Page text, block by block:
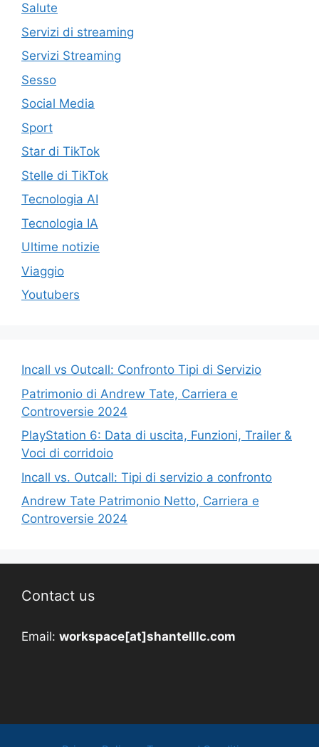
Salute
Servizi di streaming
Servizi Streaming
Sesso
Social Media
Sport
Star di TikTok
Stelle di TikTok
Tecnologia AI
Tecnologia IA
Ultime notizie
Viaggio
Youtubers
Incall vs Outcall: Confronto Tipi di Servizio
Patrimonio di Andrew Tate, Carriera e
Controversie 2024
PlayStation 6: Data di uscita, Funzioni, Trailer &
Voci di corridoio
Incall vs. Outcall: Tipi di servizio a confronto
Andrew Tate Patrimonio Netto, Carriera e
Controversie 2024
Contact us
Email: workspace[at]shantelllc.com